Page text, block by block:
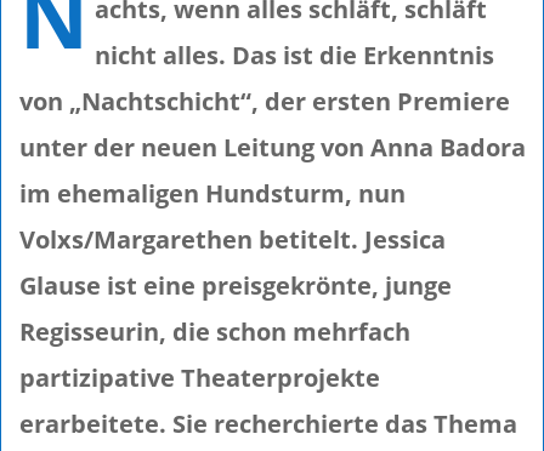
achts, wenn alles schläft, schläft
nicht alles. Das ist die Erkenntnis
von „Nachtschicht“, der ersten Premiere
unter der neuen Leitung von Anna Badora
im ehemaligen Hundsturm, nun
Volxs/Margarethen betitelt. Jessica
Glause ist eine preisgekrönte, junge
Regisseurin, die schon mehrfach
partizipative Theaterprojekte
erarbeitete. Sie recherchierte das Thema